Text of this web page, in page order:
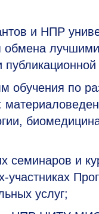
и НПР
обучения по
семинаров и
участниках
услуг;